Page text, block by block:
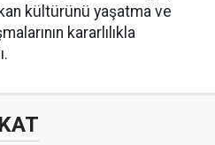
kültürünü yaşatma ve
kararlılıkla